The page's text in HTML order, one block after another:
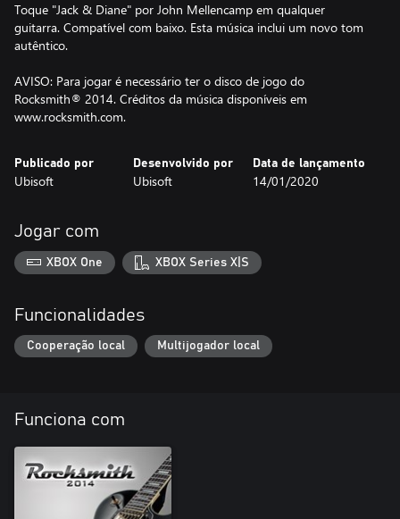
Toque "Jack & Diane" por John Mellencamp em qualquer
guitarra. Compatível com baixo. Esta música inclui um novo tom
autêntico.
AVISO: Para jogar é necessário ter o disco de jogo do
Rocksmith® 2014. Créditos da música disponíveis em
www.rocksmith.com.
Publicado por
Ubisoft
Desenvolvido por
Ubisoft
Data de lançamento
14/01/2020
Jogar com
XBOX One XBOX Series X|S
Funcionalidades
Cooperação local Multijogador local
Funciona com